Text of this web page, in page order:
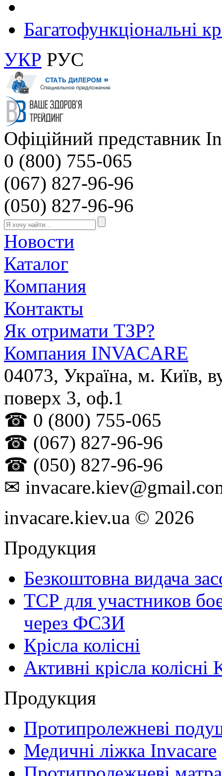
Багатофункціональні
УКР РУС
Офіційний представник
0 (800) 755-065
(067) 827-96-96
(050) 827-96-96
Новости
Каталог
Компания
Контакты
Як отримати ТЗР?
Компания INVACARE
04073, Україна, м. Київ,
поверх 3, оф.1
☎ 0 (800) 755-065
☎ (067) 827-96-96
☎ (050) 827-96-96
✉
invacare.kiev.ua © 2026
Продукция
Безкоштовна видача
ТСР для участников
через ФСЗИ
Крісла колісні
Активні крісла колісні
Продукция
Протипролежневі
Медичні ліжка Invacare